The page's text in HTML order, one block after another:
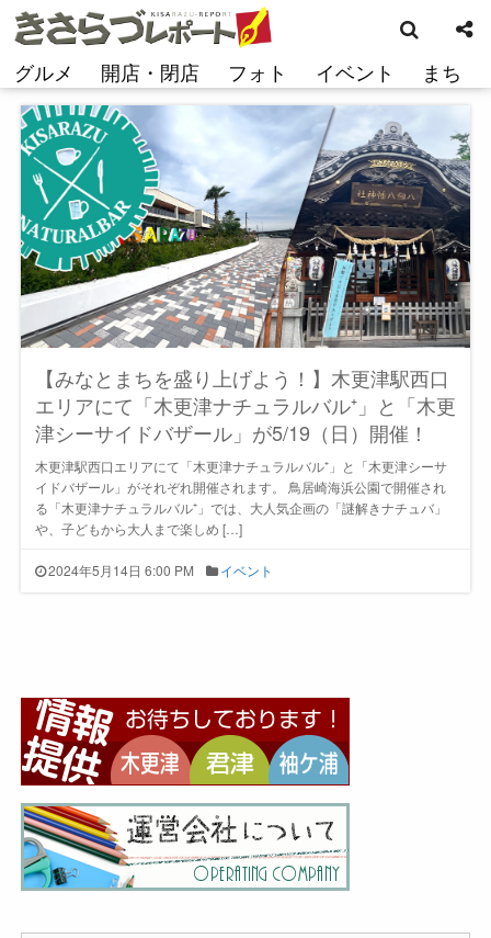
コ
ン
ン
グルメ 開店・閉店 フォト イベント まち
索
【みなとまちを盛り上げよう！】木更津駅西口
エリアにて「木更津ナチュラルバル⁺」と「木更
津シーサイドバザール」が5/19（日）開催！
木更津駅西口エリアにて「木更津ナチュラルバル⁺」と「木更津シーサ
イドバザール」がそれぞれ開催されます。 鳥居崎海浜公園で開催され
る「木更津ナチュラルバル⁺」では、大人気企画の「謎解きナチュバ」
や、子どもから大人まで楽しめ […]
2024年5月14日 6:00 PM イベント